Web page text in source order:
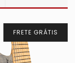
FRETE GRÁTIS